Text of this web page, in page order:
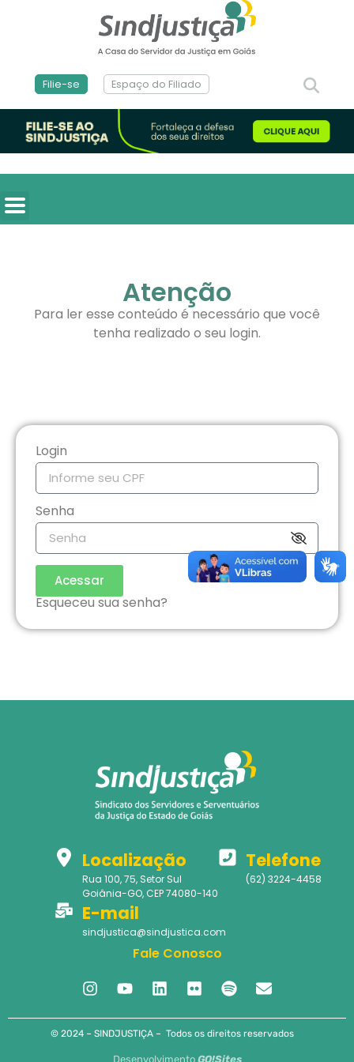
Filie-se Espaço do Filiado
Atenção
Para ler esse conteúdo é necessário que você
tenha realizado o seu login.
Login
Senha
Acessar
Esqueceu sua senha?
Localização
Rua 100, 75, Setor Sul
Goiânia-GO, CEP 74080-140
Telefone
(62) 3224-4458
E-mail
sindjustica@sindjustica.com
Fale Conosco
© 2024 – SINDJUSTIÇA – Todos os direitos reservados
Desenvolvimento GO!Sites